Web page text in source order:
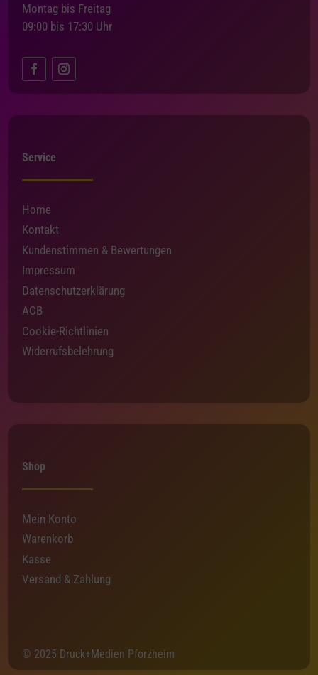
Montag bis Freitag
09:00 bis 17:30 Uhr
Service
Home
Kontakt
Kundenstimmen & Bewertungen
Impressum
Datenschutzerklärung
AGB
Cookie-Richtlinien
Widerrufsbelehrung
Shop
Mein Konto
Warenkorb
Kasse
Versand & Zahlung
© 2025 Druck+Medien Pforzheim